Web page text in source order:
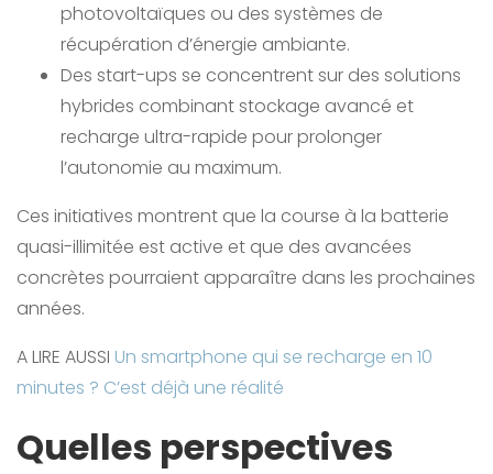
photovoltaïques ou des systèmes de
récupération d’énergie ambiante.
Des start-ups se concentrent sur des solutions
hybrides combinant stockage avancé et
recharge ultra-rapide pour prolonger
l’autonomie au maximum.
Ces initiatives montrent que la course à la batterie
quasi-illimitée est active et que des avancées
concrètes pourraient apparaître dans les prochaines
années.
A LIRE AUSSI Un smartphone qui se recharge en 10
minutes ? C’est déjà une réalité
Quelles perspectives